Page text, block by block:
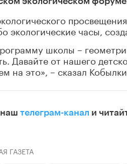
экологические часы,
школы –
Давайте от нашего
на это», – сказал
наш телеграм-канал и
ГАЗЕТА